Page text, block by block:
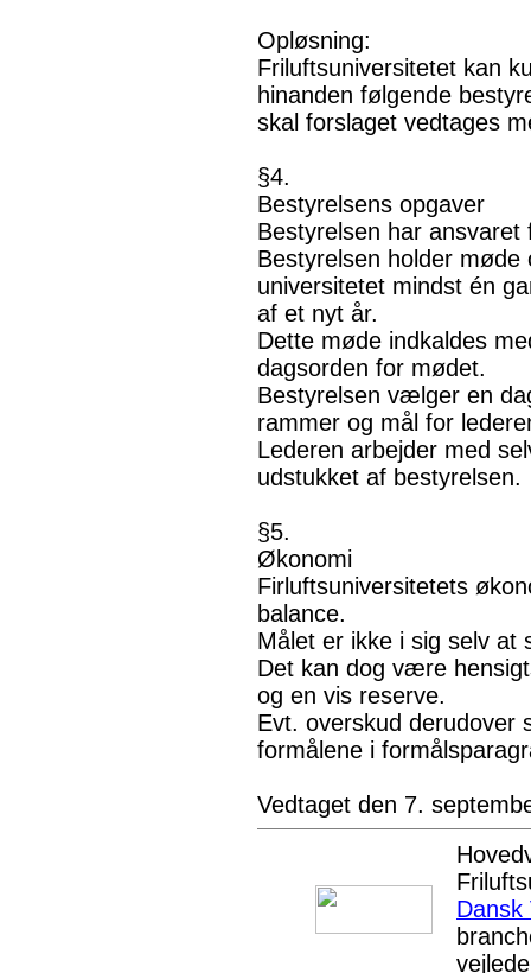
Opløsning:
Friluftsuniversitetet kan
hinanden følgende
skal forslaget vedtages
§4.
Bestyrelsens opgaver
Bestyrelsen har
Bestyrelsen holder
universitetet mindst én
af et nyt år.
Dette møde indkaldes
dagsorden for mødet.
Bestyrelsen vælger en
rammer og mål for
Lederen arbejder med
udstukket af bestyrelsen.
§5.
Økonomi
Firluftsuniversitetets
balance.
Målet er ikke i sig selv at
Det kan dog være
og en vis reserve.
Evt. overskud derudover
formålene i
Vedtaget den 7.
Dansk